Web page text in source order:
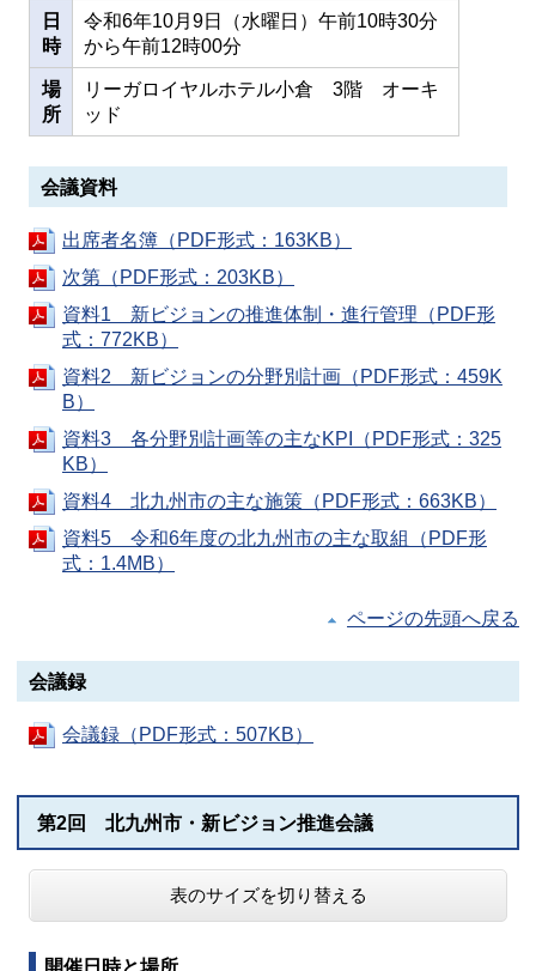
日
時
令和6年10月9日（水曜日）午前10時30分
から午前12時00分
場
所
リーガロイヤルホテル小倉 3階 オーキ
ッド
会議資料
出席者名簿（PDF形式：163KB）
次第（PDF形式：203KB）
資料1 新ビジョンの推進体制・進行管理（PDF形
式：772KB）
資料2 新ビジョンの分野別計画（PDF形式：459K
B）
資料3 各分野別計画等の主なKPI（PDF形式：325
KB）
資料4 北九州市の主な施策（PDF形式：663KB）
資料5 令和6年度の北九州市の主な取組（PDF形
式：1.4MB）
ページの先頭へ戻る
会議録
会議録（PDF形式：507KB）
第2回 北九州市・新ビジョン推進会議
表のサイズを切り替える
開催日時と場所